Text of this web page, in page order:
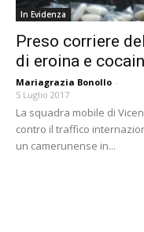
In Evidenza
Preso corriere
di eroina e
Mariagrazia Bonollo -
5 Luglio 2017
La squadra mobile di
contro il traffico
un camerunense in...